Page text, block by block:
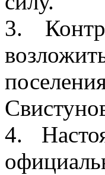
3.
4.